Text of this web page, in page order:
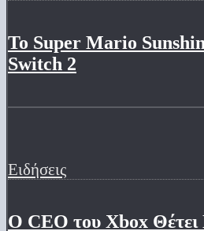
Το Super Mario
Switch 2
Ειδήσεις
Ο CEO του Xbox Θέτει